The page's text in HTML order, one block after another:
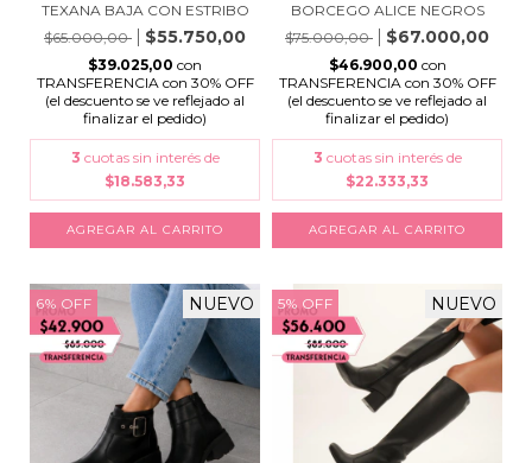
TEXANA BAJA CON ESTRIBO
$65.000,00
$55.750,00
$39.025,00 con
TRANSFERENCIA con 30% OFF
(el descuento se ve reflejado al
finalizar el pedido)
3 cuotas sin interés de
$18.583,33
AGREGAR AL CARRITO
BORCEGO ALICE NEGROS
$75.000,00
$67.000,00
$46.900,00 con
TRANSFERENCIA con 30% OFF
(el descuento se ve reflejado al
finalizar el pedido)
3 cuotas sin interés de
$22.333,33
AGREGAR AL CARRITO
6% OFF NUEVO 5% OFF NUEVO